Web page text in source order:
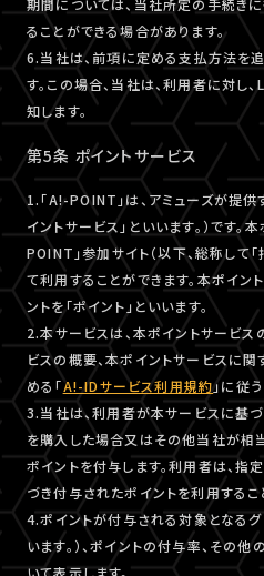
期間については、当社所定の手続き
ることができる場合があります。
6.当社は、前項に定める支払方法を
す。この場合、当社は、利用者に対し
知します。
第5条 ポイントサービス
1.「A!-POINT」は、アミューズが提供
イントサービス」といいます。）です。
POINT」参加サイト（以下、総称して「
て利用することができます。本ポイン
ントを「ポイント」といいます。
2.本サービスは、本ポイントサービス
ビスの概要、本ポイントサービスに
める「A!-IDサービス利用規約」に従
3.当社は、利用者が本サービスに基
を購入した場合又はその他当社が相
ポイントを付与します。利用者は、指
づき付与されたポイントを利用するこ
4.ポイントが付与される対象となるグ
います。）、ポイントの付与率、その
いて表示します。